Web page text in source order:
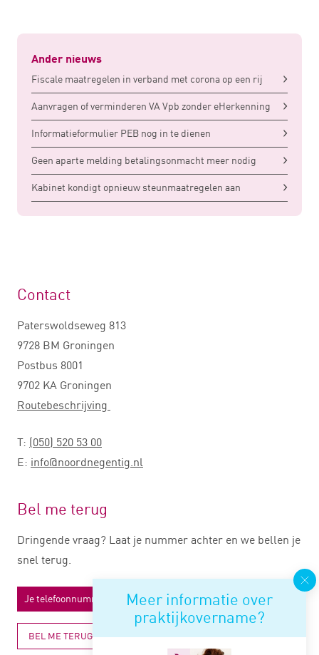
Ander nieuws
Fiscale maatregelen in verband met corona op een rij
Aanvragen of verminderen VA Vpb zonder eHerkenning
Informatieformulier PEB nog in te dienen
Geen aparte melding betalingsonmacht meer nodig
Kabinet kondigt opnieuw steunmaatregelen aan
Meer informatie over
praktijkovername?
Contact
Paterswoldseweg 813
9728 BM Groningen
Postbus 8001
9702 KA Groningen
Routebeschrijving
T: (050) 520 53 00
E: info@noordnegentig.nl
Bel me terug
Dringende vraag? Laat je nummer achter en we bellen je
snel terug.
BEL ME TERUG